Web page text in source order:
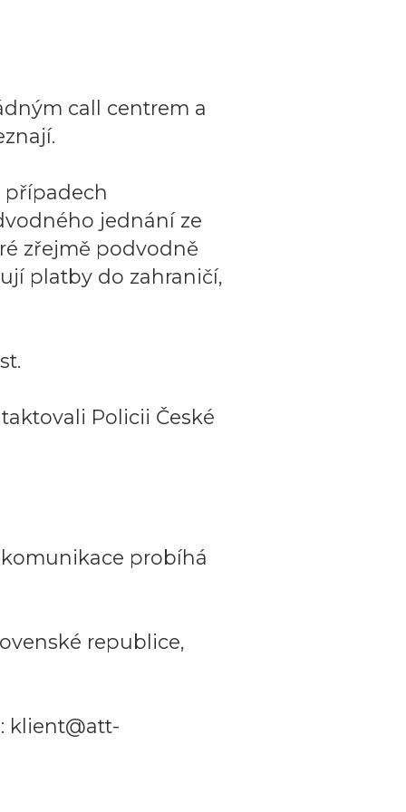
call centrem a
případech
jednání ze
zřejmě podvodně
platby do zahraničí,
Policii České
probíhá
republice,
klient@att-